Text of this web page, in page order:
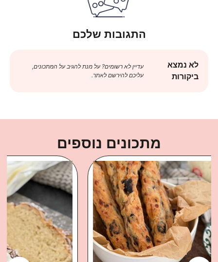
התגובות שלכם
לא נמצא
ביקורות
עדיין לא רשומים? על מנת להגיב על המתכונים,
עליכם להירשם לאתר.
מתכונים נוספים